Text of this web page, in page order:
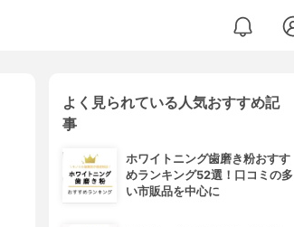
よく見られている人気おすすめ記
事
ホワイトニング歯磨き粉おすす
めランキング52選！口コミの多
い市販品を中心に